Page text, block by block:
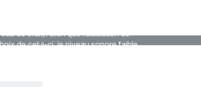
de bruit). Bien que l’utilisation de
de celui-ci, le niveau sonore faible